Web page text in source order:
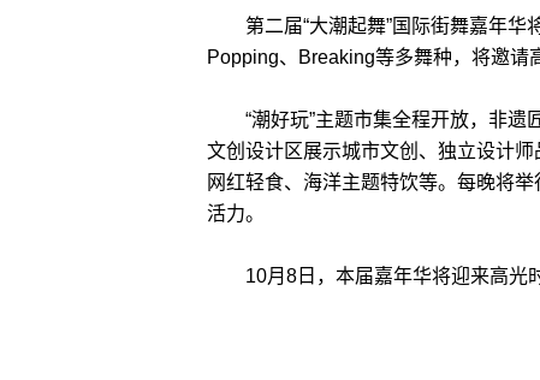
第二届“大潮起舞”国际街舞嘉年华
Popping、Breaking等多舞种，将邀请
“潮好玩”主题市集全程开放，非遗
文创设计区展示城市文创、独立设计
网红轻食、海洋主题特饮等。每晚将
活力。
10月8日，本届嘉年华将迎来高光